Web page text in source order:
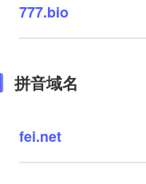
777.bio
拼音域名
fei.net